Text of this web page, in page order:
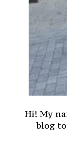
Hi! My
blog